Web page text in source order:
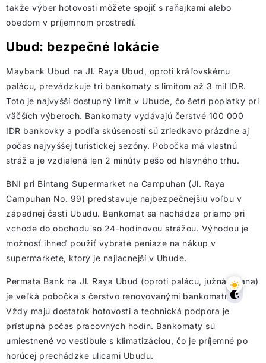
takže výber hotovosti môžete spojiť s raňajkami alebo
obedom v príjemnom prostredí.
Ubud: bezpečné lokácie
Maybank Ubud na Jl. Raya Ubud, oproti kráľovskému
palácu, prevádzkuje tri bankomaty s limitom až 3 mil IDR.
Toto je najvyšší dostupný limit v Ubude, čo šetrí poplatky pri
väčších výberoch. Bankomaty vydávajú čerstvé 100 000
IDR bankovky a podľa skúseností sú zriedkavo prázdne aj
počas najvyššej turistickej sezóny. Pobočka má vlastnú
stráž a je vzdialená len 2 minúty pešo od hlavného trhu.
BNI pri Bintang Supermarket na Campuhan (Jl. Raya
Campuhan No. 99) predstavuje najbezpečnejšiu voľbu v
západnej časti Ubudu. Bankomat sa nachádza priamo pri
vchode do obchodu so 24-hodinovou strážou. Výhodou je
možnosť ihneď použiť vybraté peniaze na nákup v
supermarkete, ktorý je najlacnejší v Ubude.
Permata Bank na Jl. Raya Ubud (oproti palácu, južná strana)
je veľká pobočka s čerstvo renovovanými bankomatmi.
Vždy majú dostatok hotovosti a technická podpora je
prístupná počas pracovných hodín. Bankomaty sú
umiestnené vo vestibule s klimatizáciou, čo je príjemné po
horúcej prechádzke ulicami Ubudu.